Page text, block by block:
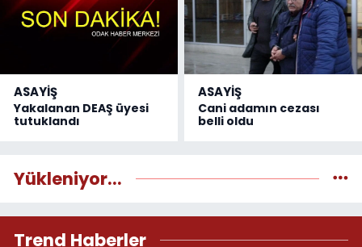
ASAYİŞ
Yakalanan DEAŞ üyesi
tutuklandı
ASAYİŞ
Cani adamın cezası
belli oldu
Yükleniyor...
Trend Haberler